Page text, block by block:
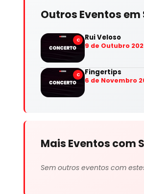
Outros Eventos em
C Rui Veloso
9 de Outubro
C Fingertips
6 de Novembro
Mais Eventos com
Sem outros eventos com